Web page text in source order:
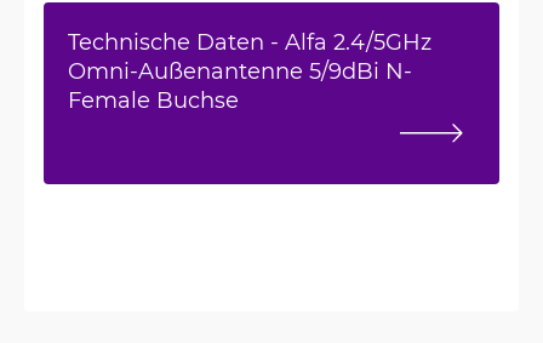
Technische Daten - Alfa 2.4/5GHz
Omni-Außenantenne 5/9dBi N-
Female Buchse